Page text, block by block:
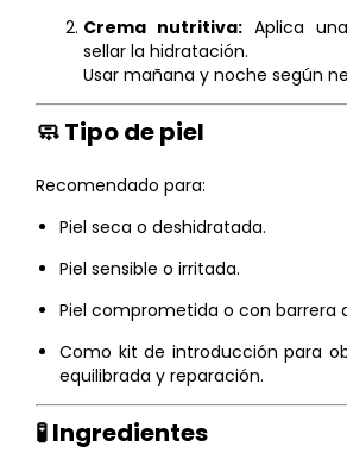
Crema nutritiva: Aplica
sellar la hidratación.
Usar mañana y noche según
🧼 Tipo de piel
Recomendado para:
Piel seca o deshidratada.
Piel sensible o irritada.
Piel comprometida o con barrera
Como kit de introducción para
equilibrada y reparación.
🧪 Ingredientes